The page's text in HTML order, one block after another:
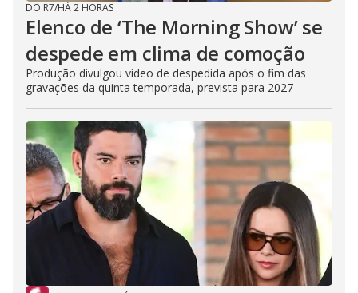
DO R7/HÁ 2 HORAS
Elenco de ‘The Morning Show’ se
despede em clima de comoção
Produção divulgou vídeo de despedida após o fim das
gravações da quinta temporada, prevista para 2027